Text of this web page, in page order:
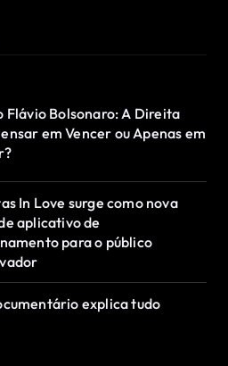
Flávio Bolsonaro: A Direita
em Vencer ou Apenas em
In Love surge como nova
aplicativo de
para o público
explica tudo